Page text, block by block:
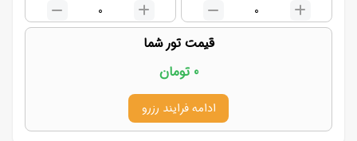
0
0
قیمت تور شما
0 تومان
ادامه فرایند رزرو